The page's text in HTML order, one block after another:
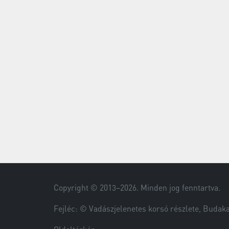
Copyright © 2013–2026. Minden jog fenntartva.
Fejléc: © Vadászjelenetes korsó részlete,